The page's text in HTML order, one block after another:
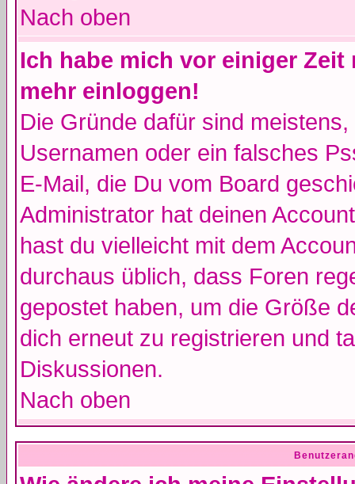
Nach oben
Ich habe mich vor einiger
mehr einloggen!
Die Gründe dafür sind
Usernamen oder ein falsches
E-Mail, die Du vom Board
Administrator hat deinen
hast du vielleicht mit dem
durchaus üblich, dass Foren
gepostet haben, um die Größe
dich erneut zu registrieren und
Diskussionen.
Nach oben